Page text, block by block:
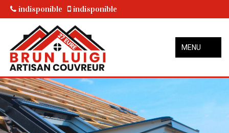
indisponible indisponible
MENU